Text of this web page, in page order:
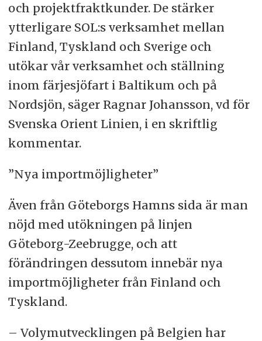
och projektfraktkunder. De stärker
ytterligare SOL:s verksamhet mellan
Finland, Tyskland och Sverige och
utökar vår verksamhet och ställning
inom färjesjöfart i Baltikum och på
Nordsjön, säger Ragnar Johansson, vd för
Svenska Orient Linien, i en skriftlig
kommentar.
”Nya importmöjligheter”
Även från Göteborgs Hamns sida är man
nöjd med utökningen på linjen
Göteborg-Zeebrugge, och att
förändringen dessutom innebär nya
importmöjligheter från Finland och
Tyskland.
– Volymutvecklingen på Belgien har